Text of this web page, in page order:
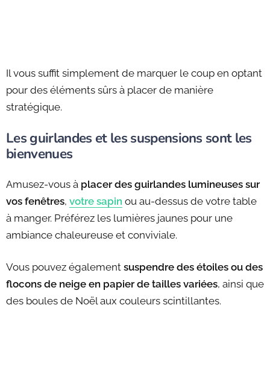
Il vous suffit simplement de marquer le coup en optant
pour des éléments sûrs à placer de manière
stratégique.
Les guirlandes et les suspensions sont les
bienvenues
Amusez-vous à placer des guirlandes lumineuses sur
vos fenêtres, votre sapin ou au-dessus de votre table
à manger. Préférez les lumières jaunes pour une
ambiance chaleureuse et conviviale.
Vous pouvez également suspendre des étoiles ou des
flocons de neige en papier de tailles variées, ainsi que
des boules de Noël aux couleurs scintillantes.